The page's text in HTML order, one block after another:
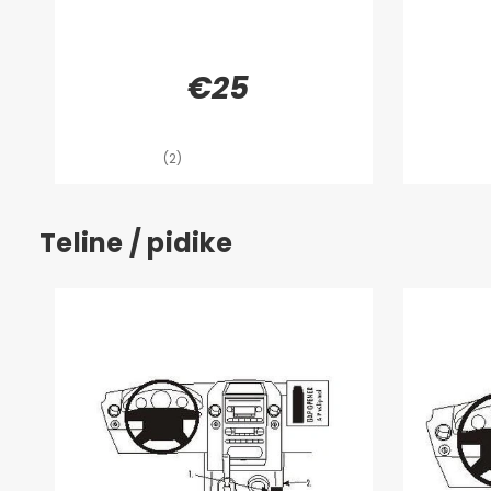
€25
(2)
Teline / pidike